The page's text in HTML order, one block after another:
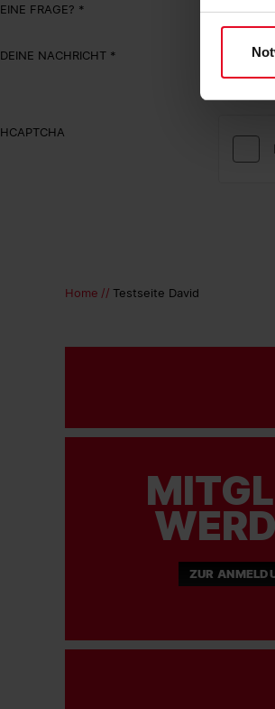
EINE FRAGE?
DEINE NACHRICHT
HCAPTCHA
Home Testseite David
ZUR